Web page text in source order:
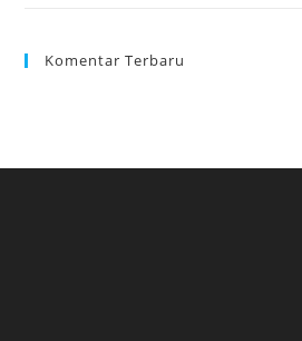
Komentar Terbaru